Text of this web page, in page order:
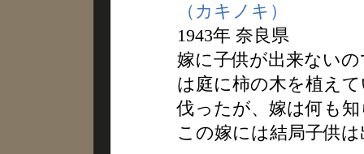
（カキノキ）
1943年 奈良県
嫁に子供が出来ない
は庭に柿の木を植え
伐ったが、嫁は何も
この嫁には結局子供